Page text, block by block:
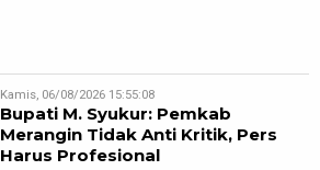
Kamis, 06/08/2026 15:55:08
Bupati M. Syukur: Pemkab
Merangin Tidak Anti Kritik, Pers
Harus Profesional